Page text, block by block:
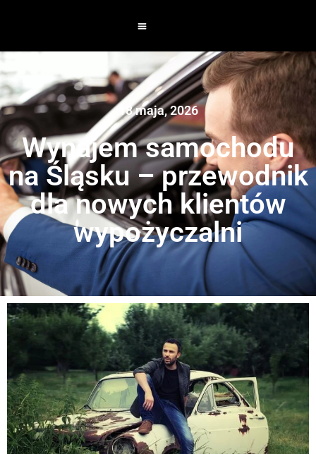
18 maja, 2026
Wynajem samochodu
na Śląsku – przewodnik
dla nowych klientów
wypożyczalni